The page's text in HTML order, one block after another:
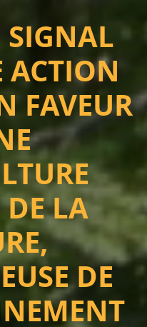
SIGNAL
ACTION
FAVEUR
DE LA
DE